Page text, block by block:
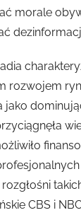
morale
rozwojem
jako
CBS i